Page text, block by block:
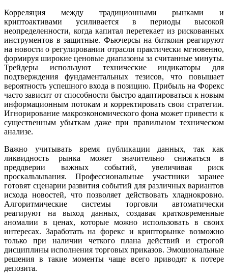
Корреляция между традиционными рынками и
криптоактивами усиливается в периоды высокой
неопределенности, когда капитал перетекает из рискованных
инструментов в защитные. Фьючерсы на биткоин реагируют
на новости о регулировании отрасли практически мгновенно,
формируя широкие ценовые диапазоны за считанные минуты.
Трейдеры используют технические индикаторы для
подтверждения фундаментальных тезисов, что повышает
вероятность успешного входа в позицию. Прибыль на Форекс
часто зависит от способности быстро адаптироваться к новым
информационным потокам и корректировать свои стратегии.
Игнорирование макроэкономического фона может привести к
существенным убыткам даже при правильном техническом
анализе.
Важно учитывать время публикации данных, так как
ликвидность рынка может значительно снижаться в
преддверии важных событий, увеличивая риск
проскальзывания. Профессиональные участники заранее
готовят сценарии развития событий для различных вариантов
исхода новостей, что позволяет действовать хладнокровно.
Алгоритмические системы торговли автоматически
реагируют на выход данных, создавая кратковременные
аномалии в ценах, которые можно использовать в своих
интересах. Заработать на форекс и крипторынке возможно
только при наличии четкого плана действий и строгой
дисциплины исполнения торговых приказов. Эмоциональные
решения в такие моменты чаще всего приводят к потере
депозита.